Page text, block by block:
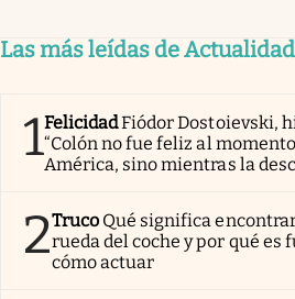
Las más leídas de Actualidad
1FelicidadFiódor Dostoievski,
“Colón no fue feliz al
América, sino mientras la
2Truco Qué significa
rueda del coche y por qué es
cómo actuar